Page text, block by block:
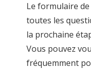
Le formulaire
toutes les
la prochaine
Vous pouvez
fréquemment